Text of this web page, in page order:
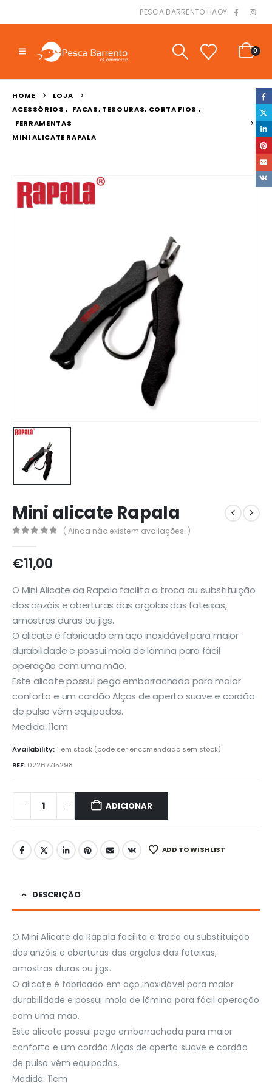
PESCA BARRENTO HAOY!
0
HOME
LOJA
ACESSÓRIOS , FACAS, TESOURAS, CORTA FIOS ,
FERRAMENTAS
MINI ALICATE RAPALA
Mini alicate Rapala
( Ainda não existem avaliações. )
€11,00
O Mini Alicate da Rapala facilita a troca ou substituição
dos anzóis e aberturas das argolas das fateixas,
amostras duras ou jigs.
O alicate é fabricado em aço inoxidável para maior
durabilidade e possui mola de lâmina para fácil
operação com uma mão.
Este alicate possui pega emborrachada para maior
conforto e um cordão Alças de aperto suave e cordão
de pulso vêm equipados.
Medida: 11cm
Availability: 1 em stock (pode ser encomendado sem stock)
REF: 02267715298
ADICIONAR
ADD TO WISHLIST
DESCRIÇÃO
O Mini Alicate da Rapala facilita a troca ou substituição
dos anzóis e aberturas das argolas das fateixas,
amostras duras ou jigs.
O alicate é fabricado em aço inoxidável para maior
durabilidade e possui mola de lâmina para fácil operação
com uma mão.
Este alicate possui pega emborrachada para maior
conforto e um cordão Alças de aperto suave e cordão
de pulso vêm equipados.
Medida: 11cm